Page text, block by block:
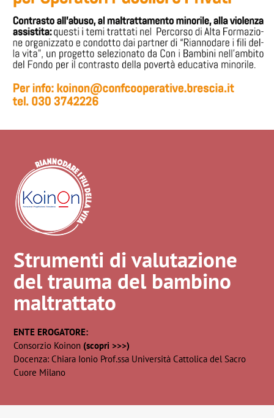
Strumenti di valutazione
del trauma del bambino
maltrattato
ENTE EROGATORE:
Consorzio Koinon (scopri >>>)
Docenza: Chiara Ionio Prof.ssa Università Cattolica del Sacro
Cuore Milano